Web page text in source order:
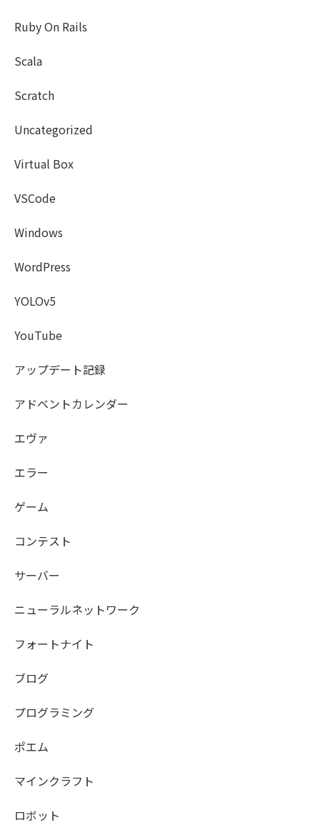
Ruby On Rails
Scala
Scratch
Uncategorized
Virtual Box
VSCode
Windows
WordPress
YOLOv5
YouTube
アップデート記録
アドベントカレンダー
エヴァ
エラー
ゲーム
コンテスト
サーバー
ニューラルネットワーク
フォートナイト
ブログ
プログラミング
ポエム
マインクラフト
ロボット